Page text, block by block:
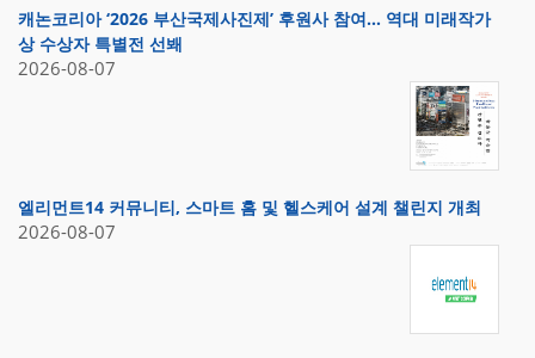
캐논코리아 ‘2026 부산국제사진제’ 후원사 참여… 역대 미래작가
상 수상자 특별전 선봬
2026-08-07
엘리먼트14 커뮤니티, 스마트 홈 및 헬스케어 설계 챌린지 개최
2026-08-07